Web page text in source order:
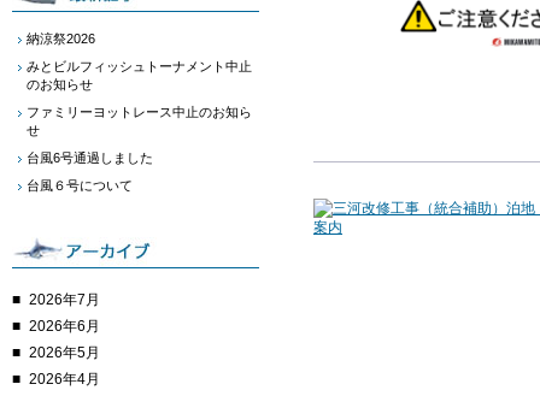
納涼祭2026
みとビルフィッシュトーナメント中止
のお知らせ
ファミリーヨットレース中止のお知ら
せ
台風6号通過しました
台風６号について
2026年7月
2026年6月
2026年5月
2026年4月